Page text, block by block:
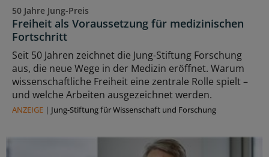
50 Jahre Jung-Preis
Freiheit als Voraussetzung für medizinischen
Fortschritt
Seit 50 Jahren zeichnet die Jung-Stiftung Forschung
aus, die neue Wege in der Medizin eröffnet. Warum
wissenschaftliche Freiheit eine zentrale Rolle spielt –
und welche Arbeiten ausgezeichnet werden.
ANZEIGE | Jung-Stiftung für Wissenschaft und Forschung